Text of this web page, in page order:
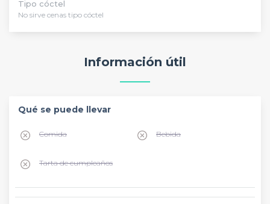
Tipo cóctel
No sirve cenas tipo cóctel
Información útil
Qué se puede llevar
Comida Bebida
Tarta de cumpleaños